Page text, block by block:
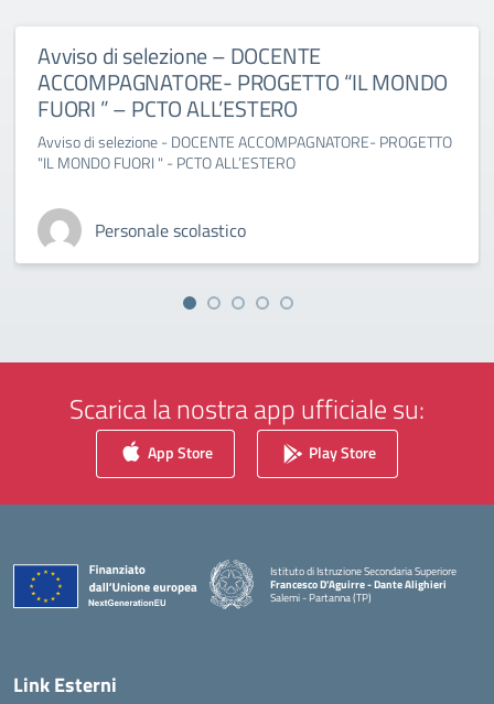
Avviso di selezione – DOCENTE
ACCOMPAGNATORE- PROGETTO “IL MONDO
FUORI ” – PCTO ALL’ESTERO
Avviso di selezione - DOCENTE ACCOMPAGNATORE- PROGETTO
"IL MONDO FUORI " - PCTO ALL’ESTERO
Personale scolastico
Scarica la nostra app ufficiale su:
App Store Play Store
Istituto di Istruzione Secondaria Superiore
Francesco D'Aguirre - Dante Alighieri
Salemi - Partanna (TP)
Link Esterni